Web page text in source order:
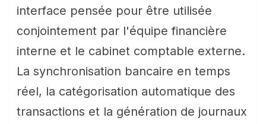
interface pensée pour être utilisée
conjointement par l'équipe financière
interne et le cabinet comptable externe.
La synchronisation bancaire en temps
réel, la catégorisation automatique des
transactions et la génération de journaux